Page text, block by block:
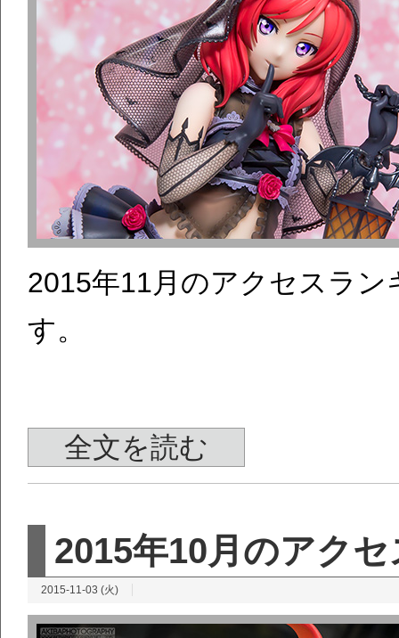
2015年11月のアクセスラ
す。
全文を読む
2015年10月のアク
2015-11-03 (火)